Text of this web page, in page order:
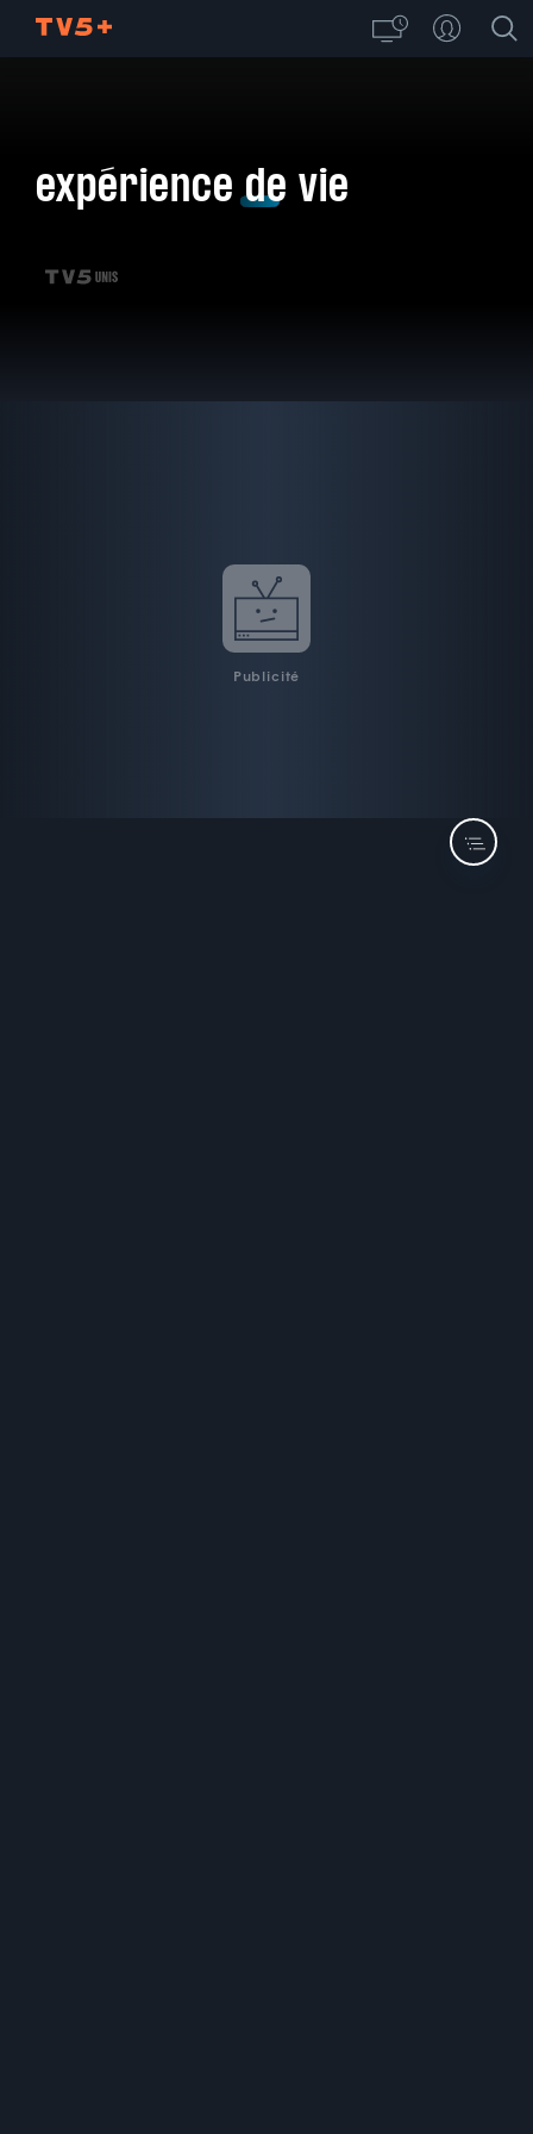
expérience de vie
Publicité